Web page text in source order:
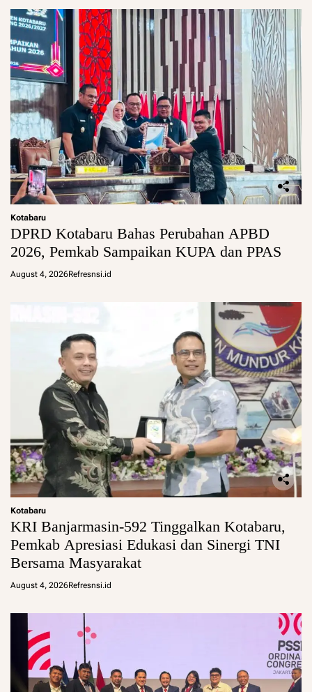
Kotabaru
DPRD Kotabaru Bahas Perubahan APBD
2026, Pemkab Sampaikan KUPA dan PPAS
August 4, 2026Refresnsi.id
Kotabaru
KRI Banjarmasin-592 Tinggalkan Kotabaru,
Pemkab Apresiasi Edukasi dan Sinergi TNI
Bersama Masyarakat
August 4, 2026Refresnsi.id